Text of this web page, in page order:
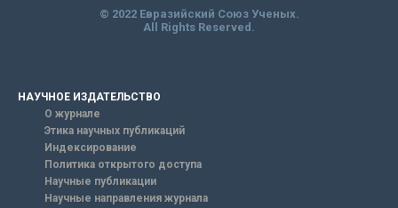
© 2022 Евразийский Союз Ученых.
All Rights Reserved.
НАУЧНОЕ ИЗДАТЕЛЬСТВО
О журнале
Этика научных публикаций
Индексирование
Политика открытого доступа
Научные публикации
Научные направления журнала